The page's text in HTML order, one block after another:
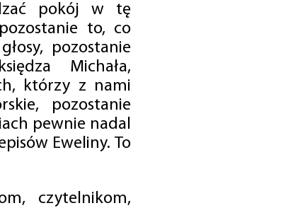
pokój w tę
to, co
pozostanie
Michała,
którzy z nami
pozostanie
pewnie nadal
Eweliny. To
czytelnikom,